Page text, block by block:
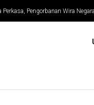
Pengorbanan Wira